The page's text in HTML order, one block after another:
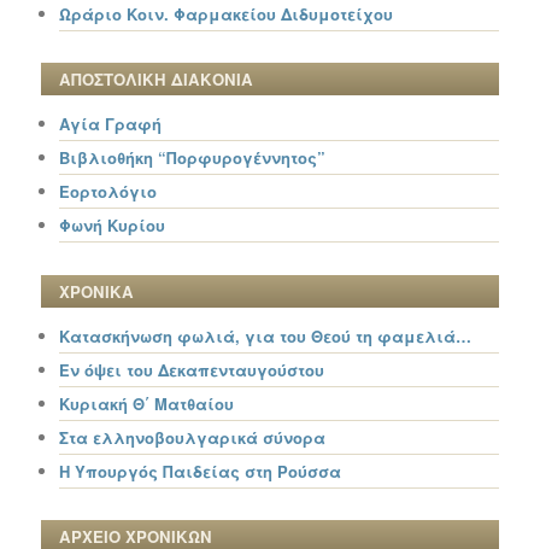
Ωράριο Κοιν. Φαρμακείου Διδυμοτείχου
ΑΠΟΣΤΟΛΙΚΗ ΔΙΑΚΟΝΙΑ
Αγία Γραφή
Βιβλιοθήκη “Πορφυρογέννητος”
Εορτολόγιο
Φωνή Κυρίου
ΧΡΟΝΙΚΑ
Κατασκήνωση φωλιά, για του Θεού τη φαμελιά…
Εν όψει του Δεκαπενταυγούστου
Κυριακή Θ΄ Ματθαίου
Στα ελληνοβουλγαρικά σύνορα
Η Υπουργός Παιδείας στη Ρούσσα
ΑΡΧΕΙΟ ΧΡΟΝΙΚΩΝ